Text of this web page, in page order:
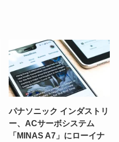
パナソニック インダストリ
ー、ACサーボシステム
「MINAS A7」にローイナ